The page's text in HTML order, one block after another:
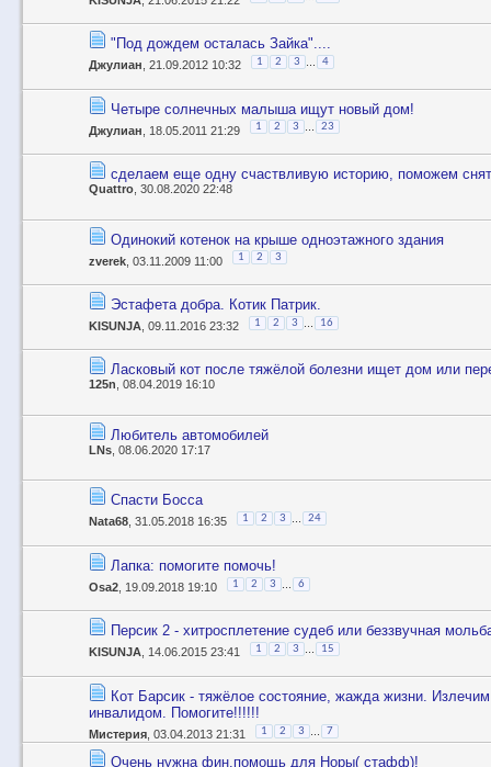
"Под дождем осталась Зайка"....
Джулиан , 21.09.2012 10:32 1 2 3 4
Четыре солнечных малыша ищут новый дом!
Джулиан , 18.05.2011 21:29 1 2 3 23
сделаем еще одну счаствливую историю, поможем
Quattro , 30.08.2020 22:48
Одинокий котенок на крыше одноэтажного здания
zverek , 03.11.2009 11:00 1 2 3
Эстафета добра. Котик Патрик.
KISUNJA , 09.11.2016 23:32 1 2 3 16
Ласковый кот после тяжёлой болезни ищет дом или
125n, 08.04.2019 16:10
Любитель автомобилей
LNs , 08.06.2020 17:17
Спасти Босса
Nata68 , 31.05.2018 16:35 1 2 3 24
Лапка: помогите помочь!
Osa2 , 19.09.2018 19:10 1 2 3 6
Персик 2 - хитросплетение судеб или беззвучная
KISUNJA , 14.06.2015 23:41 1 2 3 15
Кот Барсик - тяжёлое состояние, жажда жизни.
инвалидом. Помогите!!!!!!
Мистерия , 03.04.2013 21:31 1 2 3 7
Очень нужна фин.помощь для Норы( стафф)!